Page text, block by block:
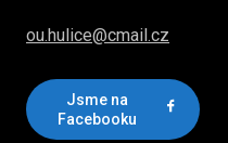
ou.hulice@cmail.cz
Jsme na
Facebooku